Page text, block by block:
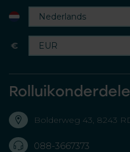
€
Bolderweg 43, 8243
088-3667373